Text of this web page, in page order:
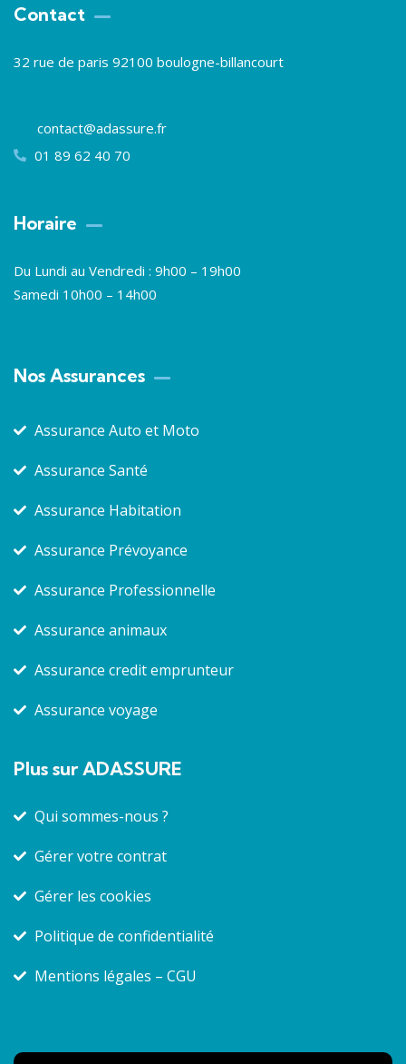
Contact
32 rue de paris 92100 boulogne-billancourt
contact@adassure.fr
01 89 62 40 70
Horaire
Du Lundi au Vendredi : 9h00 – 19h00
Samedi 10h00 – 14h00
Nos Assurances
Assurance Auto et Moto
Assurance Santé
Assurance Habitation
Assurance Prévoyance
Assurance Professionnelle
Assurance animaux
Assurance credit emprunteur
Assurance voyage
Plus sur ADASSURE
Qui sommes-nous ?
Gérer votre contrat
Gérer les cookies
Politique de confidentialité
Mentions légales – CGU